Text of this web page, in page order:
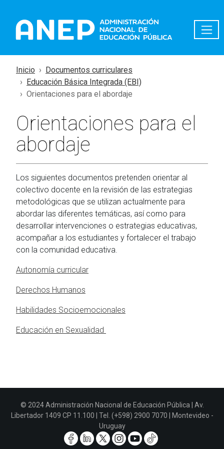
Inicio
Documentos curriculares
Educación Básica Integrada (EBI)
Orientaciones para el abordaje
Orientaciones para el
abordaje
Los siguientes documentos pretenden orientar al
colectivo docente en la revisión de las estrategias
metodológicas que se utilizan actualmente para
abordar las diferentes temáticas, así como para
desarrollar intervenciones o estrategias educativas,
acompañar a los estudiantes y fortalecer el trabajo
con la comunidad educativa.
Autonomía curricular
Derechos Humanos
Habilidades Socioemocionales
Educación en Sexualidad
© 2024 Administración Nacional de Educación Pública | Av.
Libertador 1409 CP 11.100 | Tel. (+598) 2900 7070 | Montevideo -
Uruguay